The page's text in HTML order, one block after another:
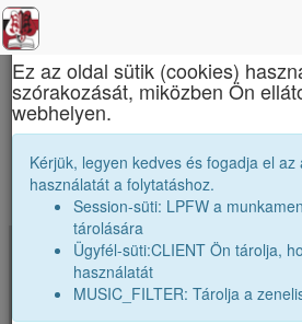
Apáczai Csere János
Merre szóródtak szét az
A koordináták véletlenszerüen el vannak
Jelenkezz be a pontos poziciók
×
Ez az oldal sütik (cookies)
szórakozását, miközben Ön
webhelyen.
Kérjük, legyen kedves és fogadja el
használatát a folytatáshoz.
Session-süti: LPFW a
tárolására
Ügyfél-süti:CLIENT Ön tárolja,
használatát
MUSIC_FILTER: Tárolja a